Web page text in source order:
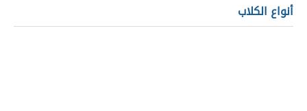
أنواع الكلاب